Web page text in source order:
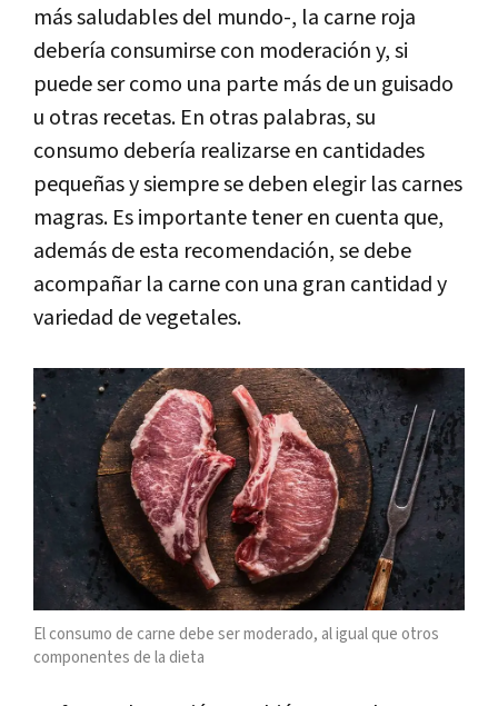
más saludables del mundo-, la carne roja
debería consumirse con moderación y, si
puede ser como una parte más de un guisado
u otras recetas. En otras palabras, su
consumo debería realizarse en cantidades
pequeñas y siempre se deben elegir las carnes
magras. Es importante tener en cuenta que,
además de esta recomendación, se debe
acompañar la carne con una gran cantidad y
variedad de vegetales.
El consumo de carne debe ser moderado, al igual que otros
componentes de la dieta